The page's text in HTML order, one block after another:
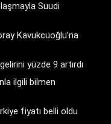
Suudi
Kavukcuoğlu’na
yüzde 9 artırdı
ilgili bilmen
fiyatı belli oldu